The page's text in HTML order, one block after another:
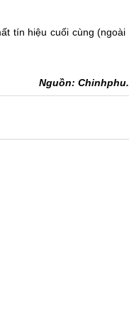
tín hiệu cuối cùng (ngoài
Nguồn: